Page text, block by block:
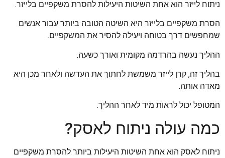
ניתוח לייזר הוא אחת השיטות היעילות להסרת משקפיים בלייזר.
הסרת משקפיים בלייזר היא השיטה הטובה ביותר עבור אנשים
שמחפשים דרך בטוחה ויעילה להסיר את המשקפיים.
ההליך נעשה בהרדמה מקומית ואורך כשעה.
בהליך זה, קרן לייזר משמשת לחתוך את העדשה ולאחר מכן היא
מאדה אותה.
המטופל יכול לראות מיד לאחר ההליך.
כמה עולה ניתוח לאסק?
ניתוח לאסק הוא אחת השיטות היעילות ביותר להסרת משקפיים